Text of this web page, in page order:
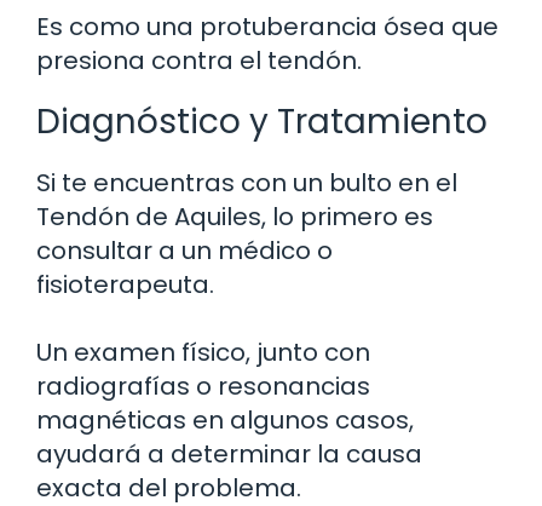
Es como una protuberancia ósea que
presiona contra el tendón.
Diagnóstico y Tratamiento
Si te encuentras con un bulto en el
Tendón de Aquiles, lo primero es
consultar a un médico o
fisioterapeuta.
Un examen físico, junto con
radiografías o resonancias
magnéticas en algunos casos,
ayudará a determinar la causa
exacta del problema.